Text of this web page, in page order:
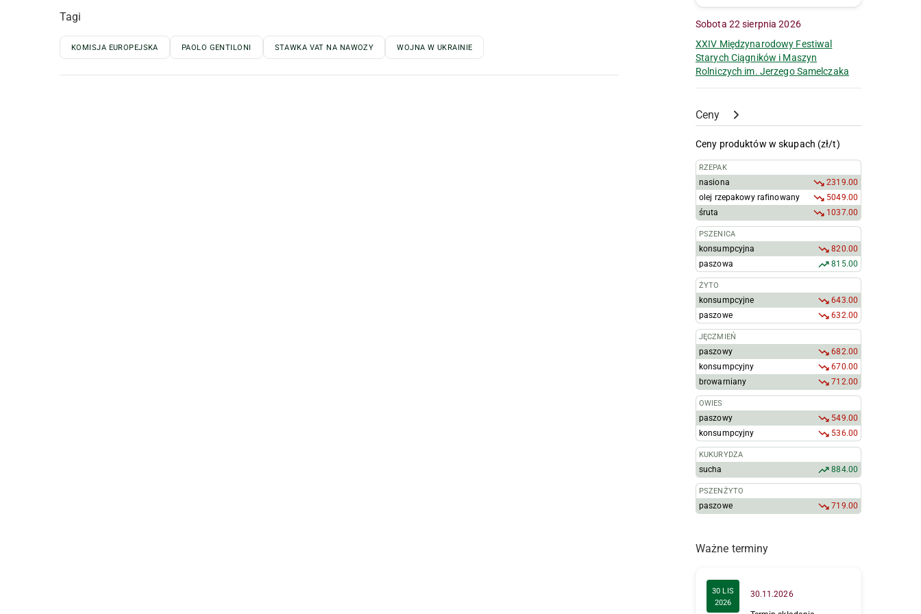
Tagi
KOMISJA EUROPEJSKA PAOLO GENTILONI STAWKA VAT NA NAWOZY WOJNA W UKRAINIE
Sobota 22 sierpnia 2026
XXIV Międzynarodowy Festiwal
Starych Ciągników i Maszyn
Rolniczych im. Jerzego Samelczaka
Ceny
Ceny produktów w skupach (zł/t)
RZEPAK
nasiona
2319.00
olej rzepakowy rafinowany
5049.00
śruta
1037.00
PSZENICA
konsumpcyjna
820.00
paszowa
815.00
ŻYTO
konsumpcyjne
643.00
paszowe
632.00
JĘCZMIEŃ
paszowy
682.00
konsumpcyjny
670.00
browarniany
712.00
OWIES
paszowy
549.00
konsumpcyjny
536.00
KUKURYDZA
sucha 884.00
PSZENŻYTO
paszowe 719.00
Ważne terminy
30 LIS
2026
30.11.2026